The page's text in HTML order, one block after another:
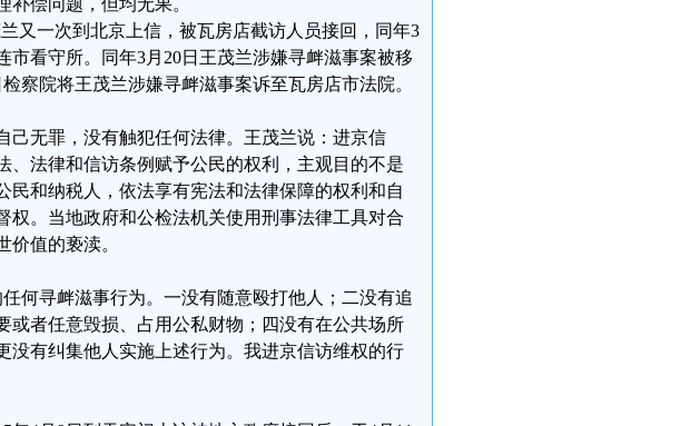
偿问题，但均无果。
又一次到北京上信，被瓦房店截访人员接回，同年3
市看守所。同年3月20日王茂兰涉嫌寻衅滋事案被移
察院将王茂兰涉嫌寻衅滋事案诉至瓦房店市法院。
己无罪，没有触犯任何法律。王茂兰说：进京信
、法律和信访条例赋予公民的权利，主观目的不是
和纳税人，依法享有宪法和法律保障的权利和自
权。当地政府和公检法机关使用刑事法律工具对合
值的亵渎。
何寻衅滋事行为。一没有随意殴打他人；二没有追
或者任意毁损、占用公私财物；四没有在公共场所
没有纠集他人实施上述行为。我进京信访维权的行